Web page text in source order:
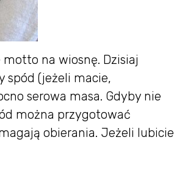
na wiosnę. Dzisiaj
spód (jeżeli macie,
serowa masa. Gdyby nie
można przygotować
obierania. Jeżeli lubicie